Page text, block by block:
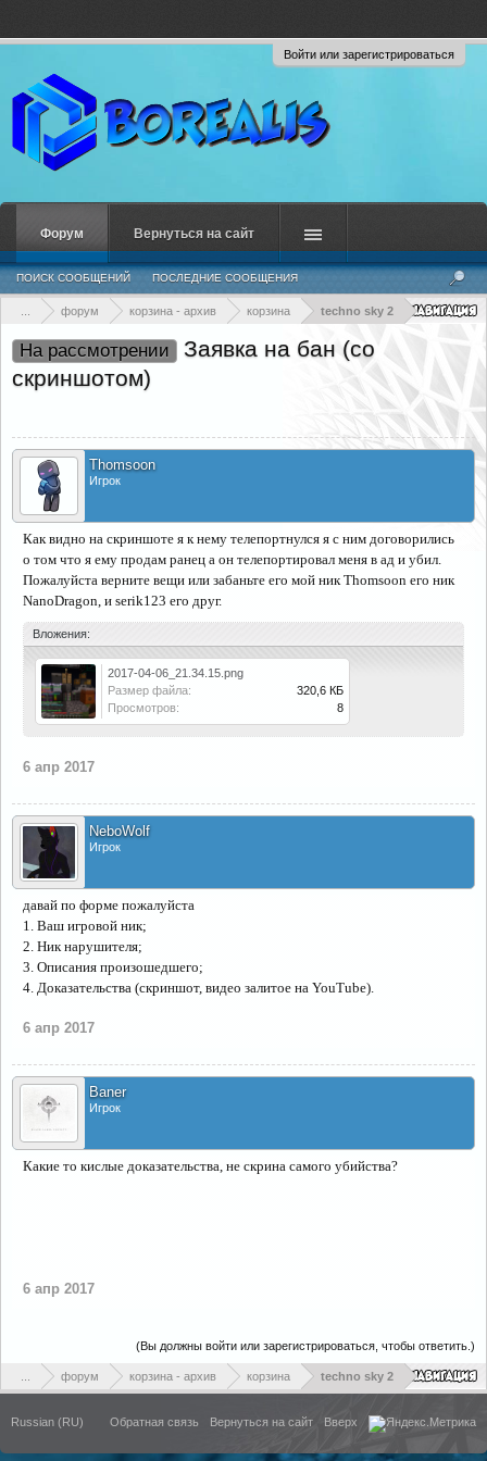
Войти или зарегистрироваться
форум корзина - архив корзина techno sky 2
На рассмотрении
Заявка на бан (со
скриншотом)
Thomsoon
Игрок
Как видно на скриншоте я к нему телепортнулся я с ним договорились
о том что я ему продам ранец а он телепортировал меня в ад и убил.
Пожалуйста верните вещи или забаньте его мой ник Thomsoon его ник
NanoDragon, и serik123 его друг.
Вложения:
2017-04-06_21.34.15.png
Размер файла:
320,6 КБ
Просмотров:
8
6 апр 2017
NeboWolf
Игрок
давай по форме пожалуйста
1. Ваш игровой ник;
2. Ник нарушителя;
3. Описания произошедшего;
4. Доказательства (скриншот, видео залитое на YouTube).
6 апр 2017
Baner
Игрок
Какие то кислые доказательства, не скрина самого убийства?
6 апр 2017
(Вы должны войти или зарегистрироваться, чтобы ответить.)
форум корзина - архив корзина techno sky 2
Форум
ПОИСК СООБЩЕНИЙ ПОСЛЕДНИЕ СООБЩЕНИЯ
Вернуться на сайт
Russian (RU) Обратная связь Вернуться на сайт Вверх